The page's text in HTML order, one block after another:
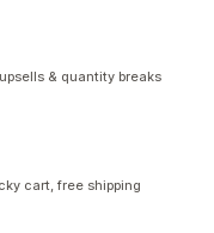
& quantity breaks
cart, free shipping